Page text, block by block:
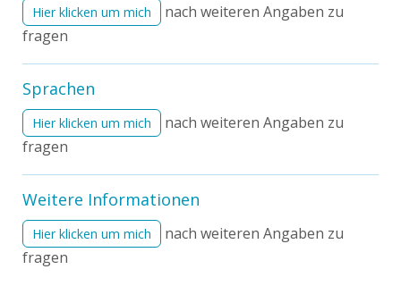
Hier klicken um mich
nach weiteren Angaben zu
fragen
Sprachen
Hier klicken um mich
nach weiteren Angaben zu
fragen
Weitere Informationen
Hier klicken um mich
nach weiteren Angaben zu
fragen